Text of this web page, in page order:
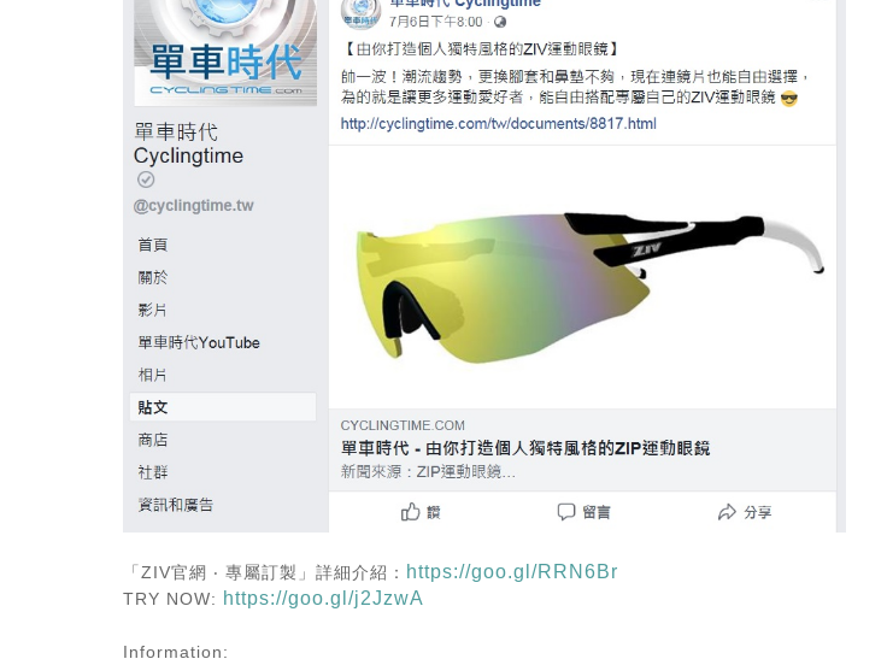
「ZIV官網 ‧ 專屬訂製」詳細介紹： https://goo.gl/RRN6Br
TRY NOW: https://goo.gl/j2JzwA
Information: